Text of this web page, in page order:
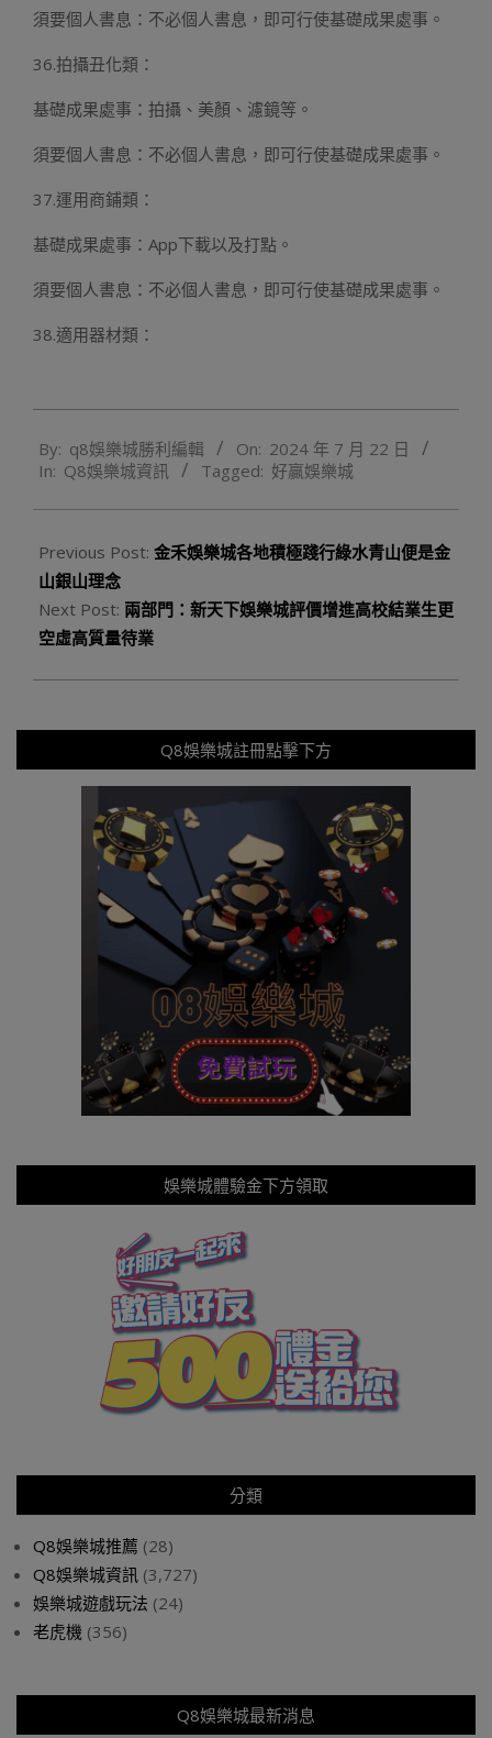
須要個人書息：不必個人書息，即可行使基礎成果處事。
36.拍攝丑化類：
基礎成果處事：拍攝、美顏、濾鏡等。
須要個人書息：不必個人書息，即可行使基礎成果處事。
37.運用商鋪類：
基礎成果處事：App下載以及打點。
須要個人書息：不必個人書息，即可行使基礎成果處事。
38.適用器材類：
07-
22
By: q8娛樂城勝利編輯 On: 2024 年 7 月 22 日
In: Q8娛樂城資訊 Tagged: 好贏娛樂城
Previous Post: 金禾娛樂城各地積極踐行綠水青山便是金
山銀山理念
Next Post: 兩部門：新天下娛樂城評價增進高校結業生更
空虛高質量待業
Q8娛樂城註冊點擊下方
娛樂城體驗金下方領取
分類
Q8娛樂城推薦 (28)
Q8娛樂城資訊 (3,727)
娛樂城遊戲玩法 (24)
老虎機 (356)
Q8娛樂城最新消息